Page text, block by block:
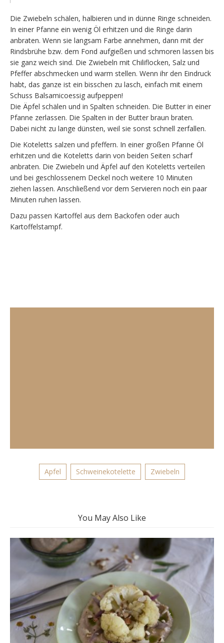
Die Zwiebeln schälen, halbieren und in dünne Ringe schneiden.
In einer Pfanne ein wenig Öl erhitzen und die Ringe darin
anbraten. Wenn sie langsam Farbe annehmen, dann mit der
Rindsbrühe bzw. dem Fond aufgießen und schmoren lassen bis
sie ganz weich sind. Die Zwiebeln mit Chiliflocken, Salz und
Pfeffer abschmecken und warm stellen. Wenn ihr den Eindruck
habt, das ganze ist ein bisschen zu lasch, einfach mit einem
Schuss Balsamicoessig aufpeppen!
Die Äpfel schälen und in Spalten schneiden. Die Butter in einer
Pfanne zerlassen. Die Spalten in der Butter braun braten.
Dabei nicht zu lange dünsten, weil sie sonst schnell zerfallen.
Die Koteletts salzen und pfeffern. In einer großen Pfanne Öl
erhitzen und die Koteletts darin von beiden Seiten scharf
anbraten. Die Zwiebeln und Äpfel auf den Koteletts verteilen
und bei geschlossenem Deckel noch weitere 10 Minuten
ziehen lassen. Anschließend vor dem Servieren noch ein paar
Minuten ruhen lassen.
Dazu passen Kartoffel aus dem Backofen oder auch
Kartoffelstampf.
Apfel Schweinekotelette Zwiebeln
You May Also Like